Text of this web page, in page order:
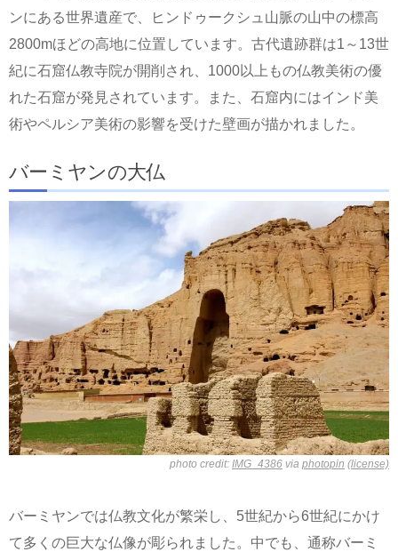
ンにある世界遺産で、ヒンドゥークシュ山脈の山中の標高
2800mほどの高地に位置しています。古代遺跡群は1～13世
紀に石窟仏教寺院が開削され、1000以上もの仏教美術の優
れた石窟が発見されています。また、石窟内にはインド美
術やペルシア美術の影響を受けた壁画が描かれました。
バーミヤンの大仏
photo credit: IMG_4386 via photopin (license)
バーミヤンでは仏教文化が繁栄し、5世紀から6世紀にかけ
て多くの巨大な仏像が彫られました。中でも、通称バーミ